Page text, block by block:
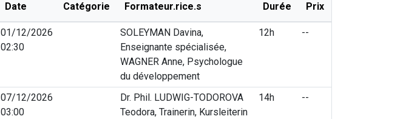
Date Catégorie Formateur.rice.s Durée Prix
01/12/2026
02:30
SOLEYMAN Davina,
Enseignante spécialisée,
WAGNER Anne, Psychologue
du développement
12h --
07/12/2026
03:00
Dr. Phil. LUDWIG-TODOROVA
Teodora, Trainerin, Kursleiterin
14h --